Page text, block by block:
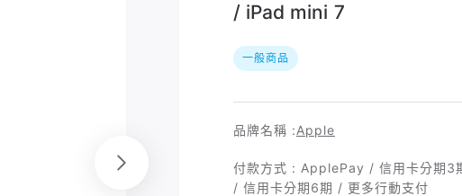
/ iPad mini 7
一般商品
品牌名稱 :Apple
付款方式 : ApplePay / 信用卡分期
/ 信用卡分期6期 / 更多行動支付